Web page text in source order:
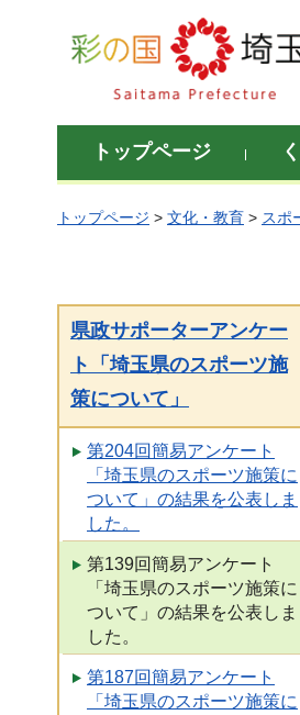
彩の国 埼玉県
トップページ
トップページ > 文化・教育 > スポ
県政サポーターアンケー
ト「埼玉県のスポーツ施
策について」
第204回簡易アンケート
「埼玉県のスポーツ施策に
ついて」の結果を公表しま
した。
第139回簡易アンケート
「埼玉県のスポーツ施策に
ついて」の結果を公表しま
した。
第187回簡易アンケート
「埼玉県のスポーツ施策に